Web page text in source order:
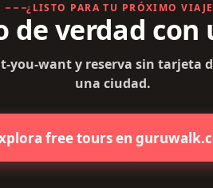
¿LISTO PARA TU PRÓXIMO
de verdad
you-want y reserva sin tarjeta
una ciudad.
free tours en